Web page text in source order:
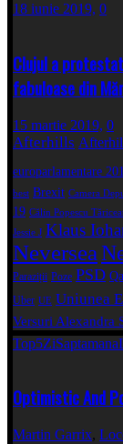
18 iunie 2019, 0
Clujul a
fabuloase din
15 martie 2019, 0
Afterhills
europarlamentare
best Brexit Camera
19 Călin Popescu
Jessie J Klaus
Neversea
Paraziții Poze PSD
Uber UE Uniunea
Versuri Alexandra
Top5ZiSaptamana
Optimistic And
Martin Garrix,